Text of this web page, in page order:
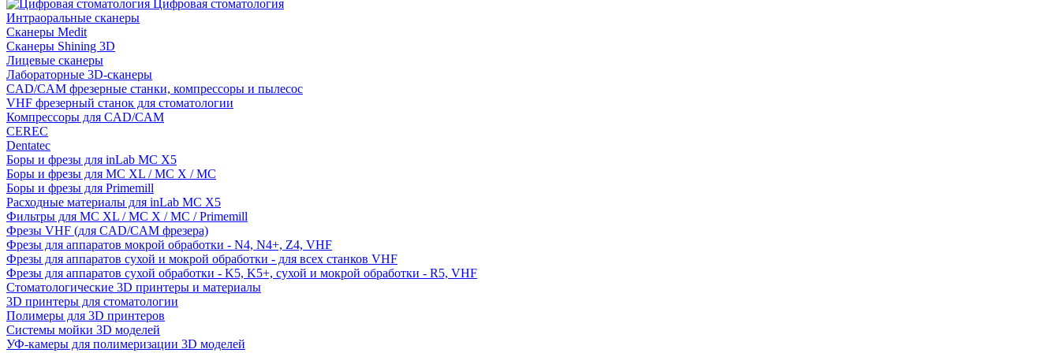
Цифровая стоматология
Интраоральные сканеры
Сканеры Medit
Сканеры Shining 3D
Лицевые сканеры
Лабораторные 3D-сканеры
CAD/CAM фрезерные станки, компрессоры и пылесос
VHF фрезерный станок для стоматологии
Компрессоры для CAD/CAM
CEREC
Dentatec
Боры и фрезы для inLab MC X5
Боры и фрезы для MC XL / MC X / MC
Боры и фрезы для Primemill
Расходные материалы для inLab MC X5
Фильтры для MC XL / MC X / MC / Primemill
Фрезы VHF (для CAD/CAM фрезера)
Фрезы для аппаратов мокрой обработки - N4, N4+, Z4, VHF
Фрезы для аппаратов сухой и мокрой обработки - для всех станков VHF
Фрезы для аппаратов сухой обработки - K5, K5+, сухой и мокрой обработки - R5, VHF
Стоматологические 3D принтеры и материалы
3D принтеры для стоматологии
Полимеры для 3D принтеров
Системы мойки 3D моделей
УФ-камеры для полимеризации 3D моделей